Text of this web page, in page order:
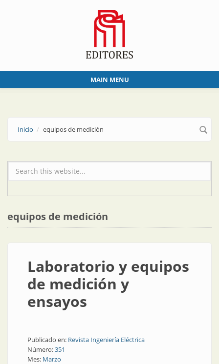
MAIN MENU
Inicio equipos de medición
Formulario de búsqueda
equipos de medición
Laboratorio y equipos
de medición y
ensayos
Publicado en: Revista Ingeniería Eléctrica
Número:351
Mes: Marzo